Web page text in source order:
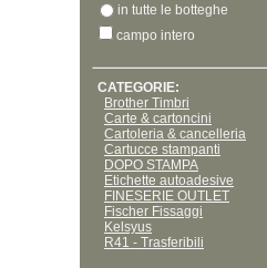
in tutte le botteghe
campo intero
CATEGORIE:
Brother Timbri
Carte & cartoncini
Cartoleria & cancelleria
Cartucce stampanti
DOPO STAMPA
Etichette autoadesive
FINESERIE OUTLET
Fischer Fissaggi
Kelsyus
R41 - Trasferibili